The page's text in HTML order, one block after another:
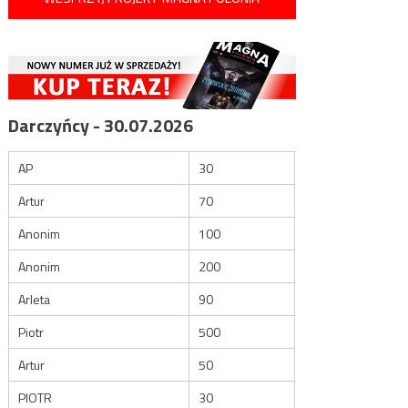
Darczyńcy - 30.07.2026
AP
30
Artur
70
Anonim
100
Anonim
200
Arleta
90
Piotr
500
Artur
50
PIOTR
30